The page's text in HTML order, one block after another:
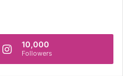
10,000
Followers